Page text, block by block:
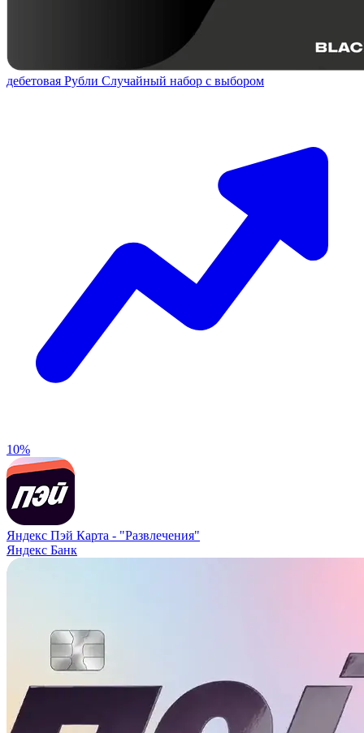
дебетовая Рубли Случайный набор с выбором
10%
Яндекс Пэй Карта - "Развлечения"
Яндекс Банк